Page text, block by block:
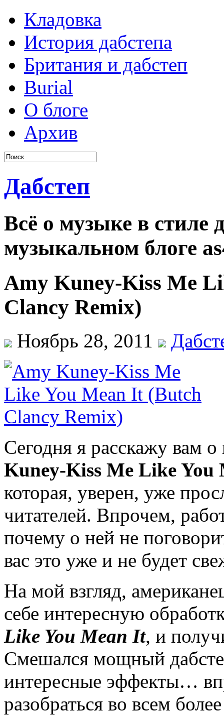
Кладовка
История дабстепа
Британия и дабстеп
Burial
О блоге
Архив
Дабстеп
Всё о музыке в стиле
музыкальном блоге
Amy Kuney-Kiss Me
Clancy Remix)
Ноябрь 28, 2011
Сегодня я расскажу вам
Kuney-Kiss Me Like You
которая, уверен, уже
читателей. Впрочем,
почему о ней не
вас это уже и не будет
На мой взгляд,
себе интересную
Like You Mean It, и
Смешался мощный
интересные эффекты…
разобраться во всем